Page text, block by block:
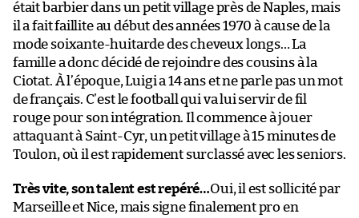
était barbier dans un petit village près de Naples, mais
il a fait faillite au début des années 1970 à cause de la
mode soixante-huitarde des cheveux longs… La
famille a donc décidé de rejoindre des cousins à la
Ciotat. À l’époque, Luigi a 14 ans et ne parle pas un mot
de français. C’est le football qui va lui servir de fil
rouge pour son intégration. Il commence à jouer
attaquant à Saint-Cyr, un petit village à 15 minutes de
Toulon, où il est rapidement surclassé avec les seniors.
Très vite, son talent est repéré…Oui, il est sollicité par
Marseille et Nice, mais signe finalement pro en